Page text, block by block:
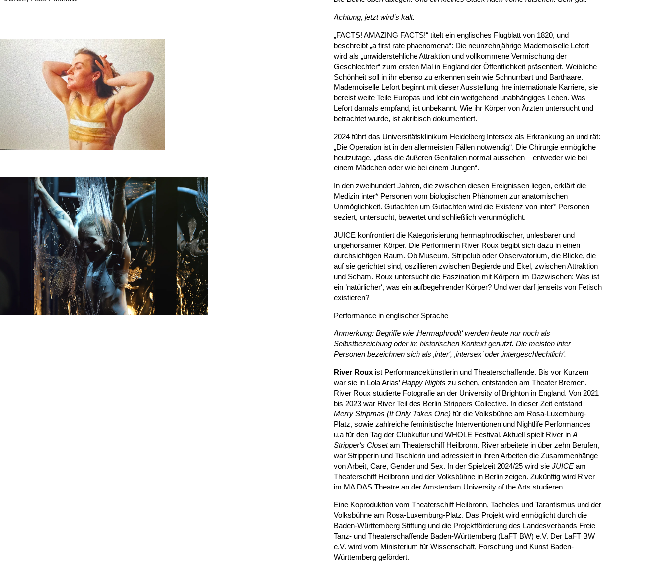
Achtung, jetzt wird’s kalt.
„FACTS! AMAZING FACTS!“ titelt ein englisches Flugblatt von 1820, und
beschreibt „a first rate phaenomena“: Die neunzehnjährige Mademoiselle Lefort
wird als „unwiderstehliche Attraktion und vollkommene Vermischung der
Geschlechter“ zum ersten Mal in England der Öffentlichkeit präsentiert. Weibliche
Schönheit soll in ihr ebenso zu erkennen sein wie Schnurrbart und Barthaare.
Mademoiselle Lefort beginnt mit dieser Ausstellung ihre internationale Karriere, sie
bereist weite Teile Europas und lebt ein weitgehend unabhängiges Leben. Was
Lefort damals empfand, ist unbekannt. Wie ihr Körper von Ärzten untersucht und
betrachtet wurde, ist akribisch dokumentiert.
2024 führt das Universitätsklinikum Heidelberg Intersex als Erkrankung an und rät:
„Die Operation ist in den allermeisten Fällen notwendig“. Die Chirurgie ermögliche
heutzutage, „dass die äußeren Genitalien normal aussehen – entweder wie bei
einem Mädchen oder wie bei einem Jungen“.
In den zweihundert Jahren, die zwischen diesen Ereignissen liegen, erklärt die
Medizin inter* Personen vom biologischen Phänomen zur anatomischen
Unmöglichkeit. Gutachten um Gutachten wird die Existenz von inter* Personen
seziert, untersucht, bewertet und schließlich verunmöglicht.
JUICE konfrontiert die Kategorisierung hermaphroditischer, unlesbarer und
ungehorsamer Körper. Die Performerin River Roux begibt sich dazu in einen
durchsichtigen Raum. Ob Museum, Stripclub oder Observatorium, die Blicke, die
auf sie gerichtet sind, oszillieren zwischen Begierde und Ekel, zwischen Attraktion
und Scham. Roux untersucht die Faszination mit Körpern im Dazwischen: Was ist
ein ’natürlicher‘, was ein aufbegehrender Körper? Und wer darf jenseits von Fetisch
existieren?
Performance in englischer Sprache
Anmerkung: Begriffe wie ‚Hermaphrodit‘ werden heute nur noch als
Selbstbezeichung oder im historischen Kontext genutzt. Die meisten inter
Personen bezeichnen sich als ‚inter‘, ‚intersex’ oder ‚intergeschlechtlich‘.
River Roux ist Performancekünstlerin und Theaterschaffende. Bis vor Kurzem
war sie in Lola Arias’Happy Nights zu sehen, entstanden am Theater Bremen.
River Roux studierte Fotografie an der University of Brighton in England. Von 2021
bis 2023 war River Teil des Berlin Strippers Collective. In dieser Zeit entstand
Merry Stripmas (It Only Takes One) für die Volksbühne am Rosa-Luxemburg-
Platz, sowie zahlreiche feministische Interventionen und Nightlife Performances
u.a für den Tag der Clubkultur und WHOLE Festival. Aktuell spielt River in A
Stripper‘s Closetam Theaterschiff Heilbronn. River arbeitete in über zehn Berufen,
war Stripperin und Tischlerin und adressiert in ihren Arbeiten die Zusammenhänge
von Arbeit, Care, Gender und Sex. In der Spielzeit 2024/25 wird sie JUICE am
Theaterschiff Heilbronn und der Volksbühne in Berlin zeigen. Zukünftig wird River
im MA DAS Theatre an der Amsterdam University of the Arts studieren.
Eine Koproduktion vom Theaterschiff Heilbronn, Tacheles und Tarantismus und der
Volksbühne am Rosa-Luxemburg-Platz. Das Projekt wird ermöglicht durch die
Baden-Württemberg Stiftung und die Projektförderung des Landesverbands Freie
Tanz- und Theaterschaffende Baden-Württemberg (LaFT BW) e.V. Der LaFT BW
e.V. wird vom Ministerium für Wissenschaft, Forschung und Kunst Baden-
Württemberg gefördert.